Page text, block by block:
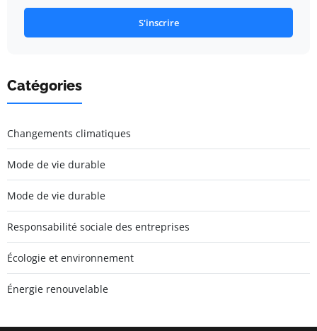
S'inscrire
Catégories
Changements climatiques
Mode de vie durable
Mode de vie durable
Responsabilité sociale des entreprises
Écologie et environnement
Énergie renouvelable